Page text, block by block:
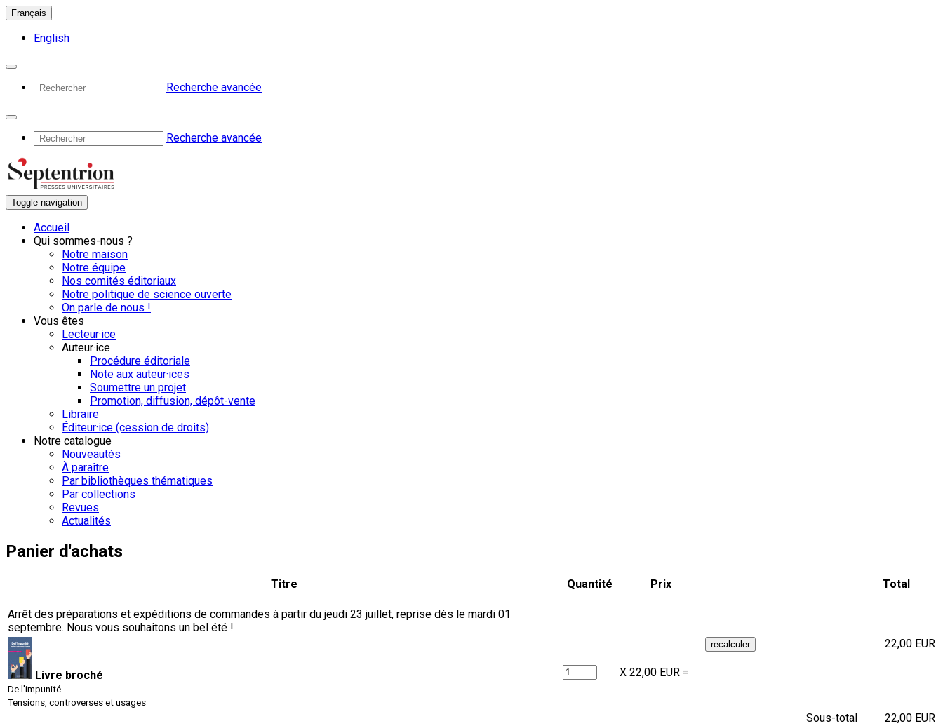
Français
English
Recherche avancée
Recherche avancée
Toggle navigation
Accueil
Qui sommes-nous ?
Notre maison
Notre équipe
Nos comités éditoriaux
Notre politique de science ouverte
On parle de nous !
Vous êtes
Lecteur·ice
Auteur·ice
Procédure éditoriale
Note aux auteur·ices
Soumettre un projet
Promotion, diffusion, dépôt-vente
Libraire
Éditeur·ice (cession de droits)
Notre catalogue
Nouveautés
À paraître
Par bibliothèques thématiques
Par collections
Revues
Actualités
Panier d'achats
Arrêt des préparations et expéditions de commandes à partir du jeudi 23 juillet, reprise dès le mardi 01
septembre. Nous vous souhaitons un bel été !
Titre Quantité Prix Total
Livre broché
De l'impunité
Tensions, controverses et usages
X 22,00 EUR =
22,00 EUR
Sous-total
22,00 EUR